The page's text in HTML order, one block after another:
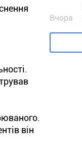
він
Вчора